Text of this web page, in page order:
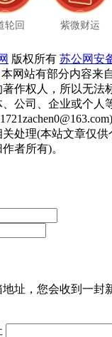
轮回 紫微财运
版权所有 苏公网安
本网站有部分内容来
作权人，所以无法
公司、企业或个人
处理(本站文章仅供
者所有)。
址，您会收到一封